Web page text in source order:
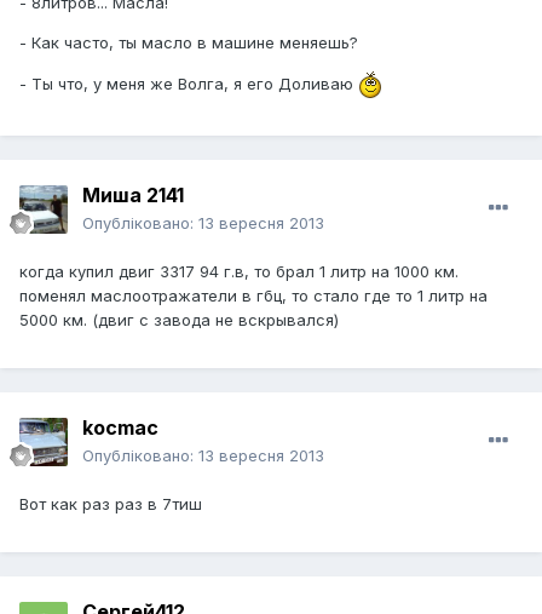
- Как часто, ты масло в машине меняешь?
- Ты что, у меня же Волга, я его Доливаю
Миша 2141
Опубліковано: 13 вересня 2013
когда купил двиг 3317 94 г.в, то брал 1 литр на 1000 км.
поменял маслоотражатели в гбц, то стало где то 1 литр на
5000 км. (двиг с завода не вскрывался)
kocmac
Опубліковано: 13 вересня 2013
Вот как раз раз в 7тиш